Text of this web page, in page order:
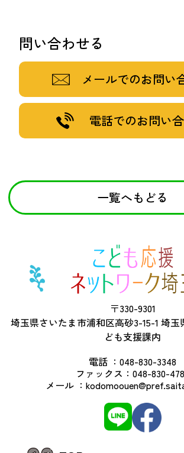
問い合わせる
メールでのお問い
電話でのお問い
一覧へもどる
〒330-9301
埼玉県さいたま市浦和区高砂3-15-1 埼玉
ども支援課内
電話 ： 048-830-3348
ファックス： 048-830-
メール ：